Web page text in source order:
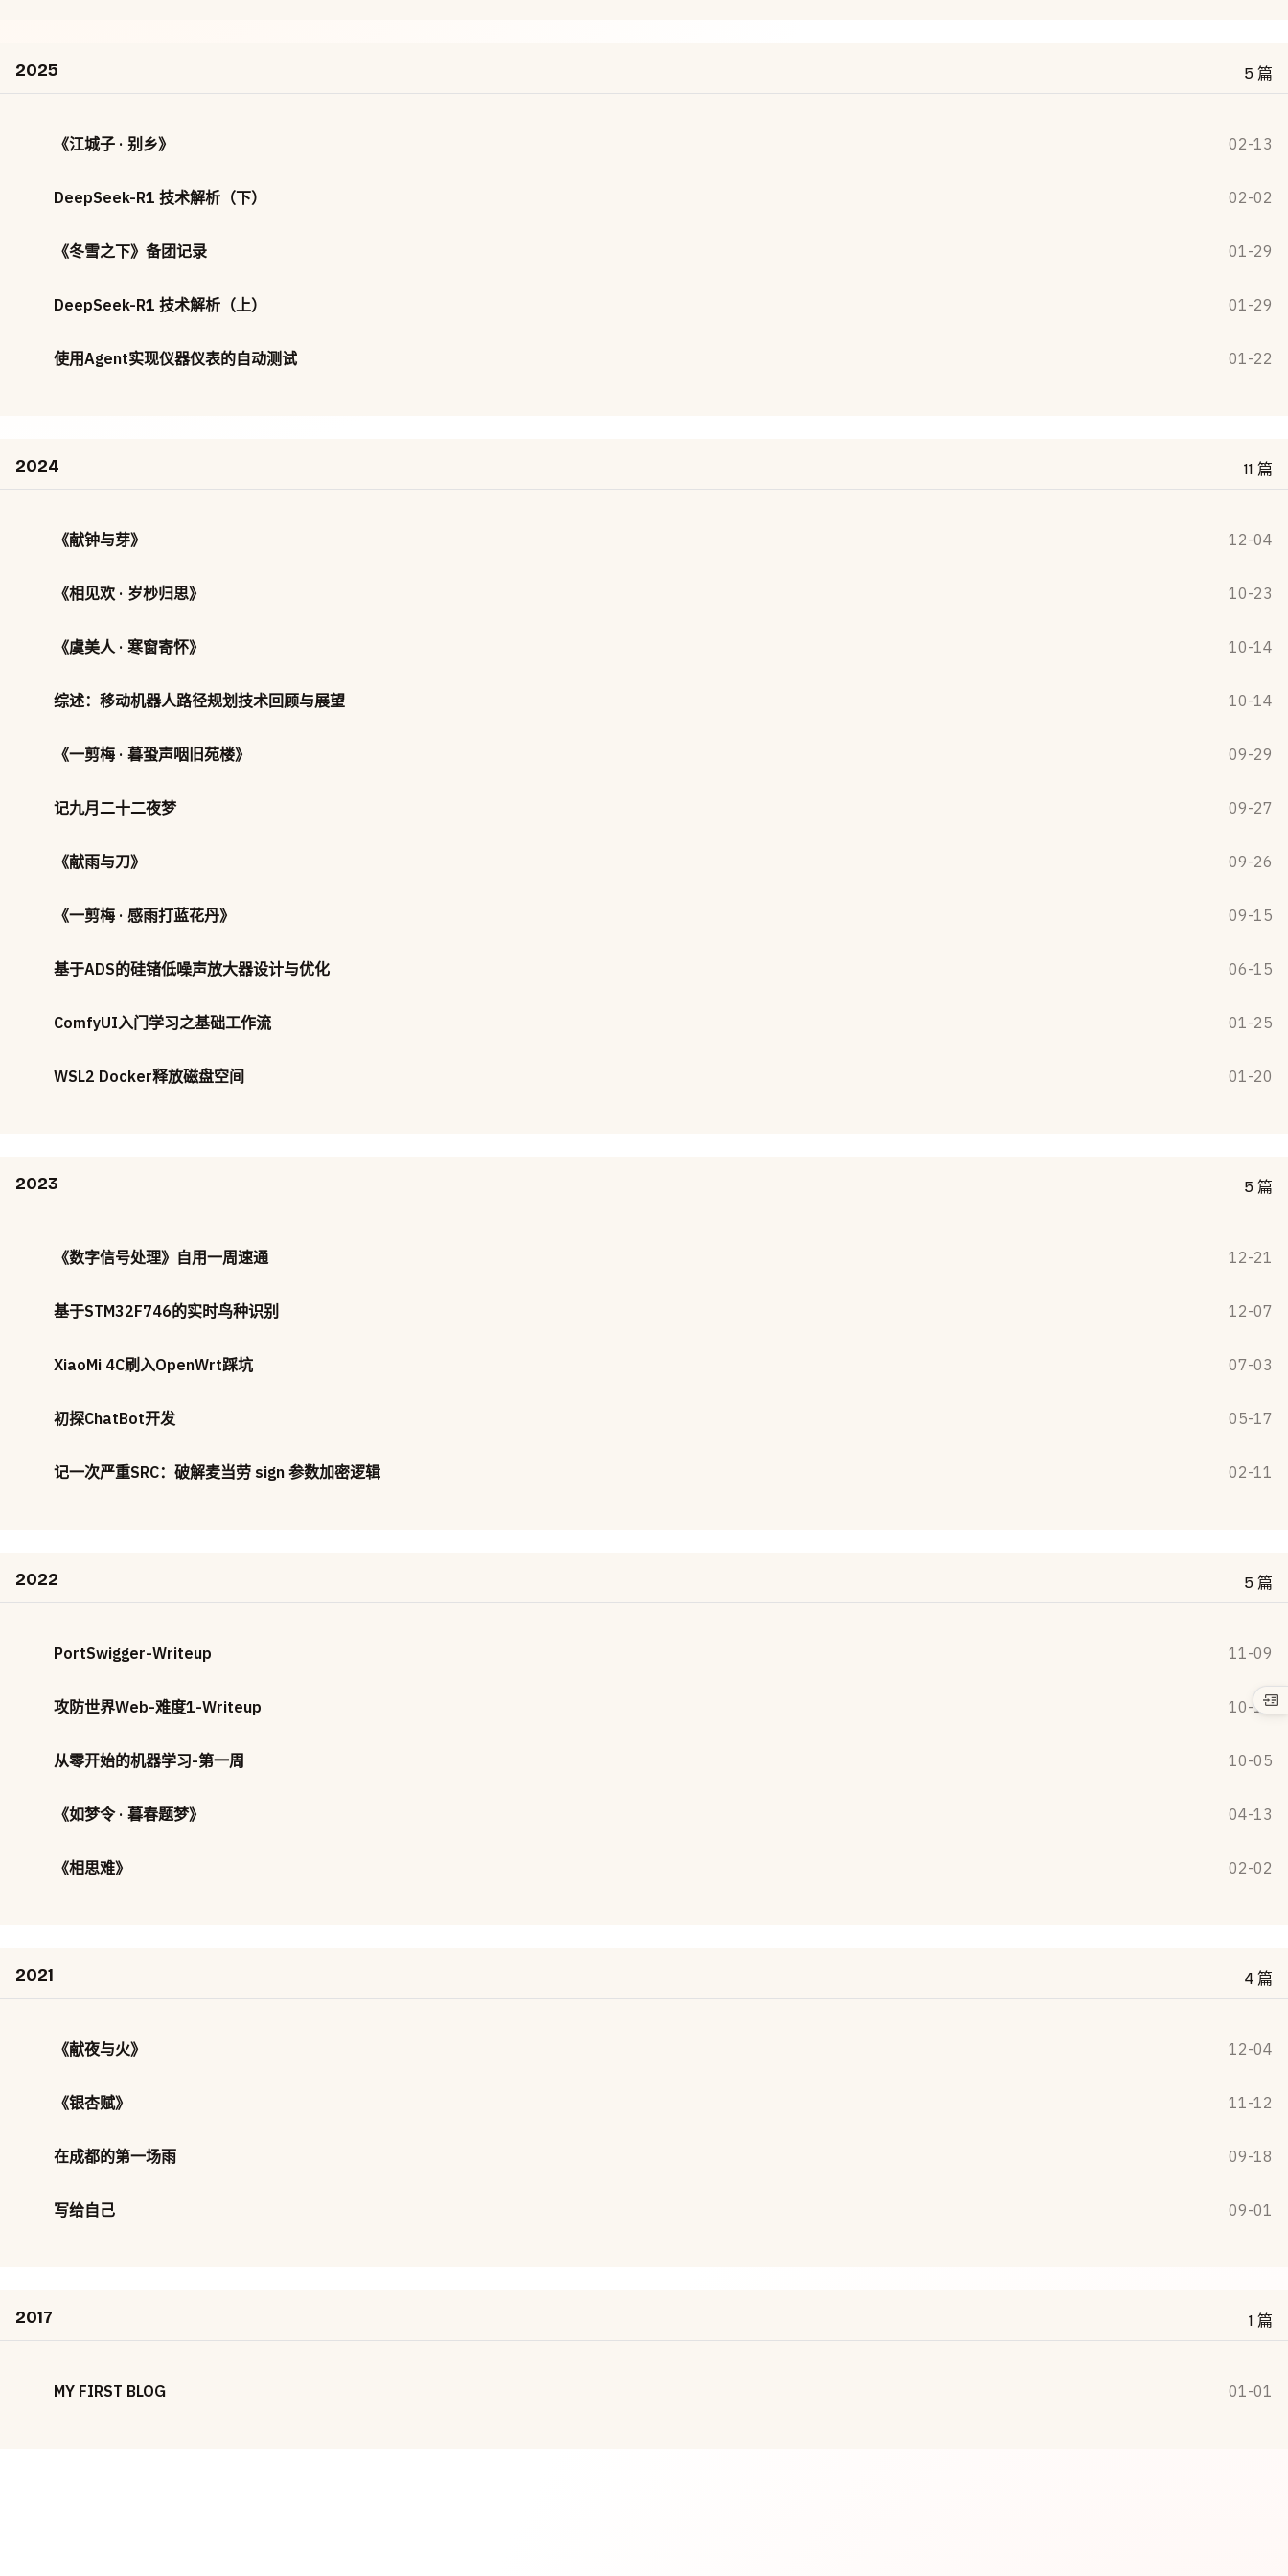
2025 5 篇
《江城子 · 别乡》 02-13
DeepSeek-R1 技术解析（下） 02-02
《冬雪之下》备团记录 01-29
DeepSeek-R1 技术解析（上） 01-29
使用Agent实现仪器仪表的自动测试 01-22
2024 11 篇
《献钟与芽》 12-04
《相见欢 · 岁杪归思》 10-23
《虞美人 · 寒窗寄怀》 10-14
综述：移动机器人路径规划技术回顾与展望 10-14
《一剪梅 · 暮蛩声咽旧苑楼》 09-29
记九月二十二夜梦 09-27
《献雨与刀》 09-26
《一剪梅 · 感雨打蓝花丹》 09-15
基于ADS的硅锗低噪声放大器设计与优化 06-15
ComfyUI入门学习之基础工作流 01-25
WSL2 Docker释放磁盘空间 01-20
2023 5 篇
《数字信号处理》自用一周速通 12-21
基于STM32F746的实时鸟种识别 12-07
XiaoMi 4C刷入OpenWrt踩坑 07-03
初探ChatBot开发 05-17
记一次严重SRC：破解麦当劳 sign 参数加密逻辑 02-11
2022 5 篇
PortSwigger-Writeup 11-09
攻防世界Web-难度1-Writeup 10-12
从零开始的机器学习-第一周 10-05
《如梦令 · 暮春题梦》 04-13
《相思难》 02-02
2021 4 篇
《献夜与火》 12-04
《银杏赋》 11-12
在成都的第一场雨 09-18
写给自己 09-01
2017 1 篇
MY FIRST BLOG 01-01